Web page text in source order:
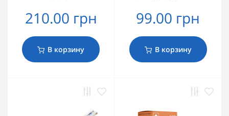
210.00 грн
В корзину
99.00 грн
В корзину